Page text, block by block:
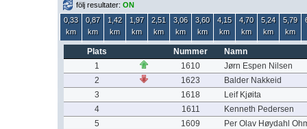
följ resultater: ON
0,33
km
0,87
km
1,42
km
1,97
km
2,51
km
3,06
km
3,60
km
4,15
km
4,70
km
5,24
km
5,79
km
Plats Nummer
Namn
1
1610
Jørn Espen Nilsen
2
1623
Balder Nakkeid
3
1618
Leif Kjøita
4
1611
Kenneth Pedersen
5
1609
Per Olav Høydahl